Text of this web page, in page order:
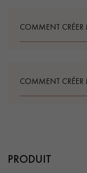
Nos
COMMENT
COMMENT
PRODUIT